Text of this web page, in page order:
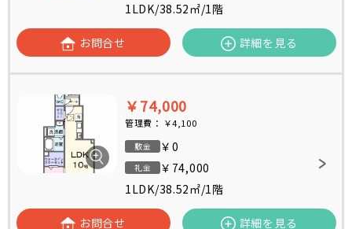
1LDK/38.52㎡/1階
お問合せ 詳細を見る
￥74,000
管理費： ￥4,100
敷金 ￥0
礼金
￥74,000
1LDK/38.52㎡/1階
お問合せ 詳細を見る